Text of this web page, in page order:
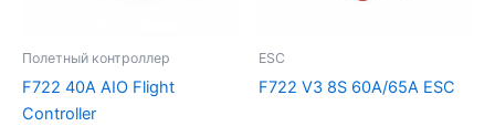
Полетный контроллер
F722 40A AIO Flight
Controller
ESC
F722 V3 8S 60A/65A ESC